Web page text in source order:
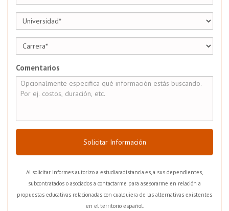
Comentarios
Solicitar Información
Al solicitar informes autorizo a estudiaradistancia.es, a sus dependientes,
subcontratados o asociados a contactarme para asesorarme en relación a
propuestas educativas relacionadas con cualquiera de las alternativas existentes
en el territorio español.